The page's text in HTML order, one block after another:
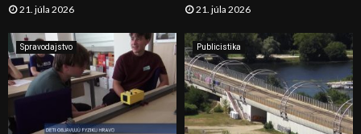
A
N
I
21. júla 2026 21. júla 2026
Spravodajstvo Publicistika